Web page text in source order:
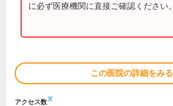
に必ず医療機関に直接ご確認ください。
この医院の詳細をみる
アクセス数※